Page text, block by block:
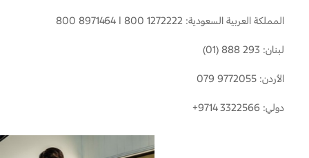
اليمن
قطع غيار فورد الأصلية
قطع مقلدة
المملكة العربية السعودية: 1272222 800 | 8971464 800
لبنان: 293 888 (01)
الأردن: 9772055 079
دولي: 3322566 9714+